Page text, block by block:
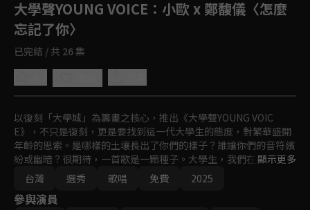
大學聲YOUNG VOICE ：小歐 x 鄭馥儀〈怎麼
忘記了你〉
已完結 / 共 26 集
以復刻「大學城」為籌畫之核心，推出《大學聲YOUNG VOIC
E》，不只是復刻，更是要找到這一代大學生的態度，對繁華盛開
年齡的思索。是哪樣的土壤長出了你們的樣子？誰讓你們的音符繽
紛或幽暗？很期待，一首歌是一顆種子。大學生，我們在找你！藉
由尋找、競賽，傾聽大學之聲。
顯示更多
台灣
選秀 歌唱 免費 2025
參與演員